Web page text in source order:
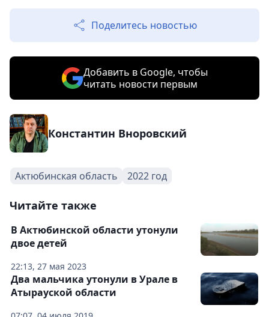
Поделитесь новостью
Добавить в Google, чтобы
читать новости первым
Константин Вноровский
Актюбинская область 2022 год
Читайте также
22:13, 27 мая 2023
В Актюбинской области утонули
двое детей
Два мальчика утонули в Урале в
Атырауской области